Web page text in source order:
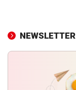
NEWSLETTER